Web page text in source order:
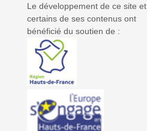
Le développement de ce site et
certains de ses contenus ont
bénéficié du soutien de :